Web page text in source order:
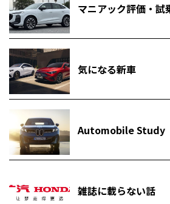
マニアック評価・試
気になる新車
Automobile Study
雑誌に載らない話